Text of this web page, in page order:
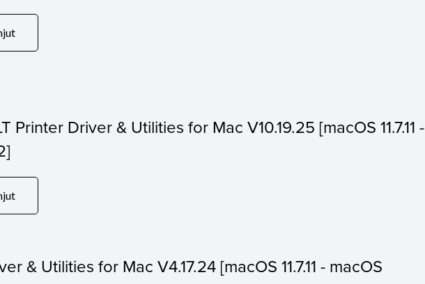
Printer Driver & Utilities for Mac V10.19.25 [macOS 11.7.11 -
& Utilities for Mac V4.17.24 [macOS 11.7.11 - macOS